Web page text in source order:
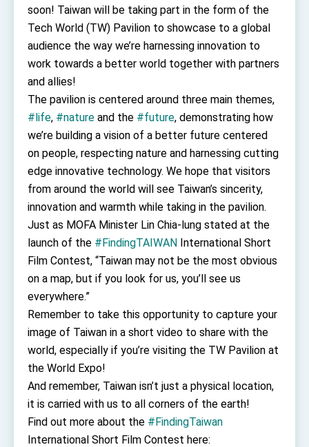
賴總統就職演說影片
總統重要談話
外交部重要言論
我國政府將在美國亞利桑納州設立「駐鳳凰城辦
事處」，進一步深化台美交流合作
soon! Taiwan will be taking part in the form of the
Tech World (TW) Pavilion to showcase to a global
audience the way we’re harnessing innovation to
work towards a better world together with partners
and allies!
The pavilion is centered around three main themes,
#life, #nature and the #future, demonstrating how
we’re building a vision of a better future centered
on people, respecting nature and harnessing cutting
edge innovative technology. We hope that visitors
from around the world will see Taiwan’s sincerity,
innovation and warmth while taking in the pavilion.
Just as MOFA Minister Lin Chia-lung stated at the
launch of the #FindingTAIWAN International Short
Film Contest, “Taiwan may not be the most obvious
on a map, but if you look for us, you’ll see us
everywhere.”
Remember to take this opportunity to capture your
image of Taiwan in a short video to share with the
world, especially if you’re visiting the TW Pavilion at
the World Expo!
And remember, Taiwan isn’t just a physical location,
it is carried with us to all corners of the earth!
Find out more about the #FindingTaiwan
International Short Film Contest here: